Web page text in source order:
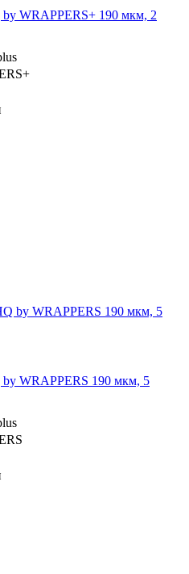
WRAPPERS+ 190 мкм, 2
WRAPPERS 190 мкм, 5